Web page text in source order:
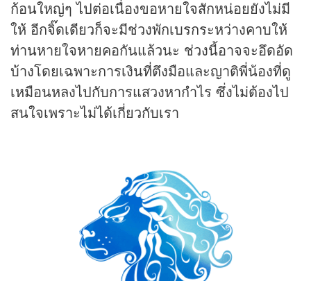
ก้อนใหญ่ๆ ไปต่อเนื่องขอหายใจสักหน่อยยังไม่มี
ให้ อีกจิ๊ดเดียวก็จะมีช่วงพักเบรกระหว่างคาบให้
ท่านหายใจหายคอกันแล้วนะ ช่วงนี้อาจจะอึดอัด
บ้างโดยเฉพาะการเงินที่ตึงมือและญาติพี่น้องที่ดู
เหมือนหลงไปกับการแสวงหากำไร ซึ่งไม่ต้องไป
สนใจเพราะไม่ได้เกี่ยวกับเรา